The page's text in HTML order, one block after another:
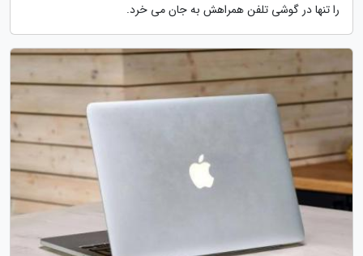
را تنها در گوشی تلفن همراهش به جان می خرد.